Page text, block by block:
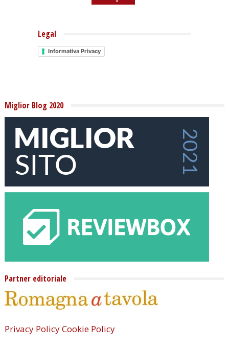
Legal
Informativa Privacy
Miglior Blog 2020
Partner editoriale
Privacy PolicyCookie Policy